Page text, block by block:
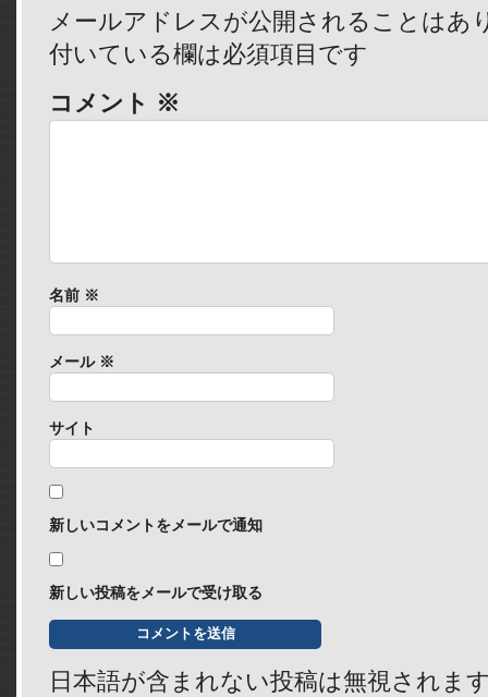
メールアドレスが公開されることはあ
付いている欄は必須項目です
コメント ※
名前 ※
メール ※
サイト
新しいコメントをメールで通知
新しい投稿をメールで受け取る
日本語が含まれない投稿は無視されま